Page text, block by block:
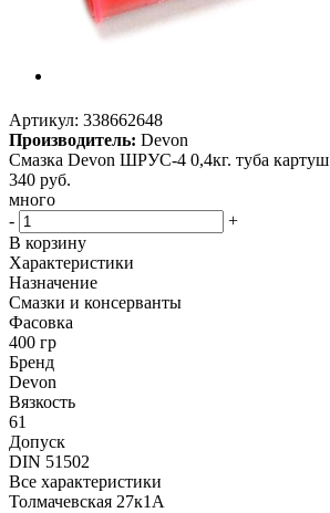
Артикул: 338662648
Производитель: Devon
Смазка Devon ШРУС-4 0,4кг. туба картуш
340 руб.
много
-
+
В корзину
Характеристики
Назначение
Смазки и консерванты
Фасовка
400 гр
Бренд
Devon
Вязкость
61
Допуск
DIN 51502
Все характеристики
Толмачевская 27к1А